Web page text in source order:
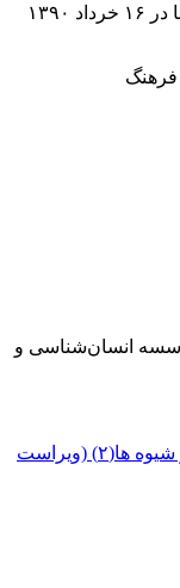
این گفتگو نخستین بار در سایت خبرگزاری ایلنا در ۱۶ خرداد ۱۳۹۰
انسان‌شناسی و
فیلم مستند پرتره و زندگی نامه ای: تمایز ها و شیوه ها(۲) (ویراست